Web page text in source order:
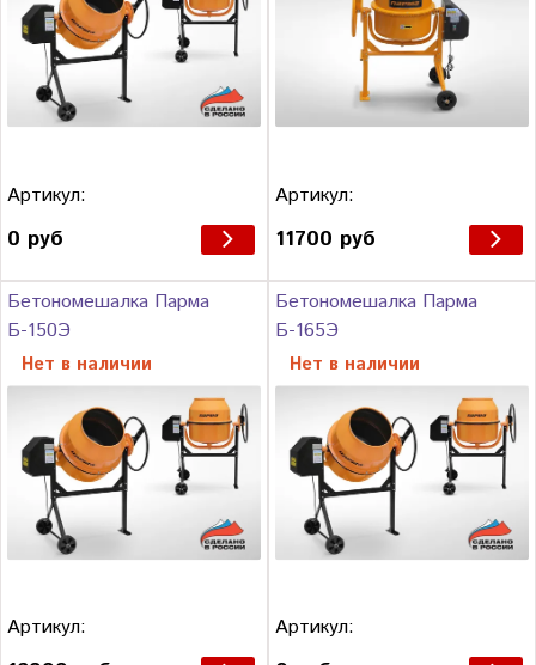
Артикул:
0 руб
Артикул:
11700 руб
Бетономешалка Парма
Б-150Э
Нет в наличии
Артикул:
Бетономешалка Парма
Б-165Э
Нет в наличии
Артикул: